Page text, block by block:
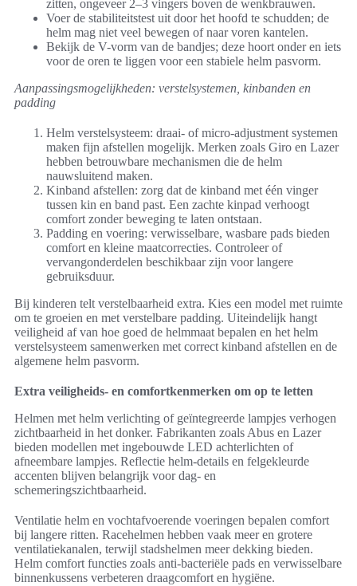
zitten, ongeveer 2–3 vingers boven de wenkbrauwen.
Voer de stabiliteitstest uit door het hoofd te schudden; de
helm mag niet veel bewegen of naar voren kantelen.
Bekijk de V-vorm van de bandjes; deze hoort onder en iets
voor de oren te liggen voor een stabiele helm pasvorm.
Aanpassingsmogelijkheden: verstelsystemen, kinbanden en
padding
Helm verstelsysteem: draai- of micro-adjustment systemen
maken fijn afstellen mogelijk. Merken zoals Giro en Lazer
hebben betrouwbare mechanismen die de helm
nauwsluitend maken.
Kinband afstellen: zorg dat de kinband met één vinger
tussen kin en band past. Een zachte kinpad verhoogt
comfort zonder beweging te laten ontstaan.
Padding en voering: verwisselbare, wasbare pads bieden
comfort en kleine maatcorrecties. Controleer of
vervangonderdelen beschikbaar zijn voor langere
gebruiksduur.
Bij kinderen telt verstelbaarheid extra. Kies een model met ruimte
om te groeien en met verstelbare padding. Uiteindelijk hangt
veiligheid af van hoe goed de helmmaat bepalen en het helm
verstelsysteem samenwerken met correct kinband afstellen en de
algemene helm pasvorm.
Extra veiligheids- en comfortkenmerken om op te letten
Helmen met helm verlichting of geïntegreerde lampjes verhogen
zichtbaarheid in het donker. Fabrikanten zoals Abus en Lazer
bieden modellen met ingebouwde LED achterlichten of
afneembare lampjes. Reflectie helm-details en felgekleurde
accenten blijven belangrijk voor dag- en
schemeringszichtbaarheid.
Ventilatie helm en vochtafvoerende voeringen bepalen comfort
bij langere ritten. Racehelmen hebben vaak meer en grotere
ventilatiekanalen, terwijl stadshelmen meer dekking bieden.
Helm comfort functies zoals anti-bacteriële pads en verwisselbare
binnenkussens verbeteren draagcomfort en hygiëne.